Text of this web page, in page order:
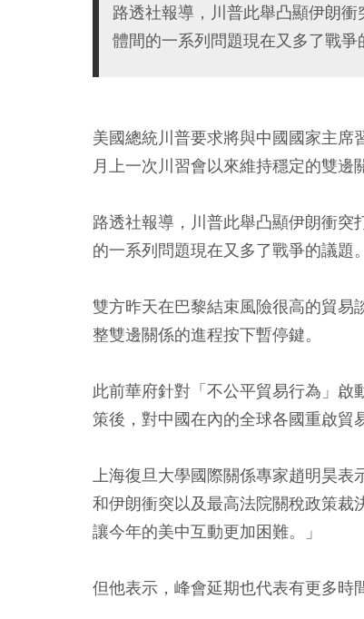
路透社報導，川普此舉凸顯伊朗
體間的一系列問題現在又多了戰爭
美國總統川普要求將與中國國家主
月上一次川習會以來維持穩定的雙邊
路透社報導，川普此舉凸顯伊朗衝
的一系列問題現在又多了戰爭的議題。
雙方昨天在巴黎結束風險很高的貿易
整雙邊關係的進程按下暫停鍵。
此前華府針對「不公平貿易行為」
策後，對中國在內的全球各國重啟貿
上海復旦大學國際關係專家趙明昊
和伊朗衝突以及最高法院關稅政策裁
讓今年的美中互動更加困難。」
但他表示，峰會延期也代表有更多時